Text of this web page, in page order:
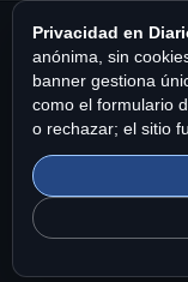
Diario TI
Diario TI es una
Fundado en 1997.
en Diario TI.
Privacidad en
anónima, sin
banner gestiona
como el formulario
o rechazar; el sitio